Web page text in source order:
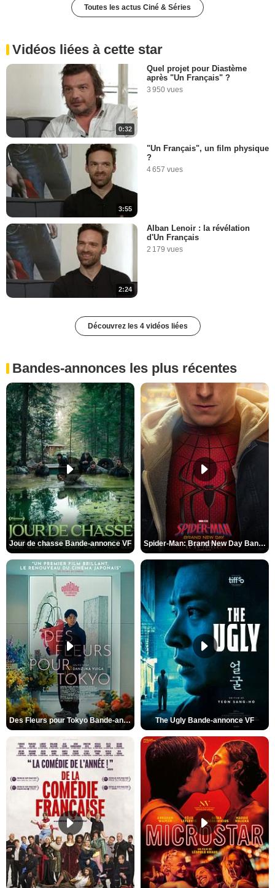
Toutes les actus Ciné & Séries
Vidéos liées à cette star
0:32
Quel projet pour Diastème
après "Un Français" ?
3 950 vues
3:55
"Un Français", un film physique
?
4 657 vues
2:24
Alban Lenoir : la révélation
d'Un Français
2 179 vues
Découvrez les 4 vidéos liées
Bandes-annonces les plus récentes
Jour de chasse Bande-annonce VF Spider-Man: Brand New Day Bande-annonce (3) VO STFR
Des Fleurs pour Tokyo Bande-annonce VO STFR The Ugly Bande-annonce VF